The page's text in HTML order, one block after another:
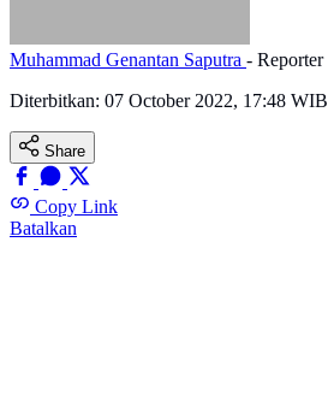
Muhammad Genantan Saputra - Reporter
Diterbitkan: 07 October 2022, 17:48 WIB
Share
Copy Link
Batalkan